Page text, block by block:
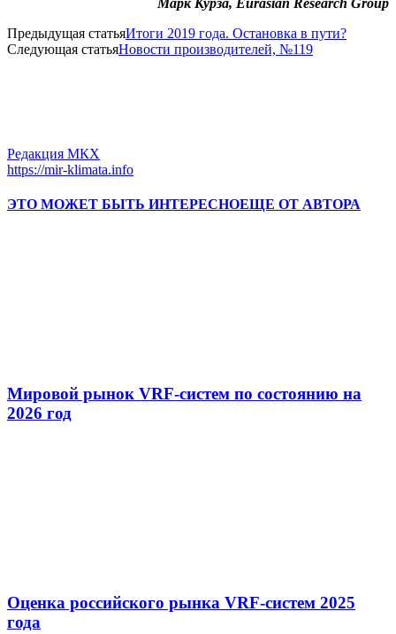
Марк Курза, Eurasian Research Group
Предыдущая статьяИтоги 2019 года. Остановка в пути?
Следующая статьяНовости производителей, №119
Редакция МКХ
https://mir-klimata.info
ЭТО МОЖЕТ БЫТЬ ИНТЕРЕСНОЕЩЕ ОТ АВТОРА
Мировой рынок VRF-систем по состоянию на
2026 год
Оценка российского рынка VRF-систем 2025
года